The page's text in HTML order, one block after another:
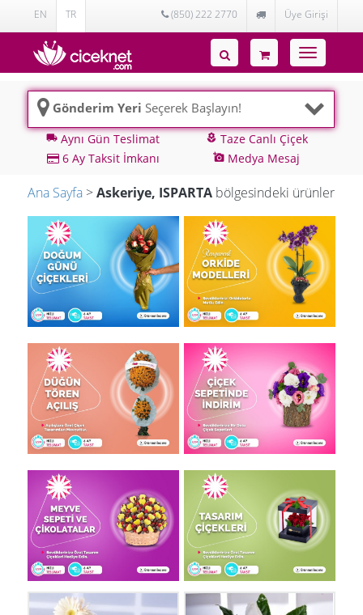
EN TR (850) 222 2770 Üye Girişi
Toggle
navigation
Gönderim Yeri Seçerek Başlayın!
local_shipping Aynı Gün Teslimat local_florist Taze Canlı Çiçek
6 Ay Taksit İmkanı
add_a_photo Medya Mesaj
Ana Sayfa >Askeriye, ISPARTA bölgesindeki ürünler